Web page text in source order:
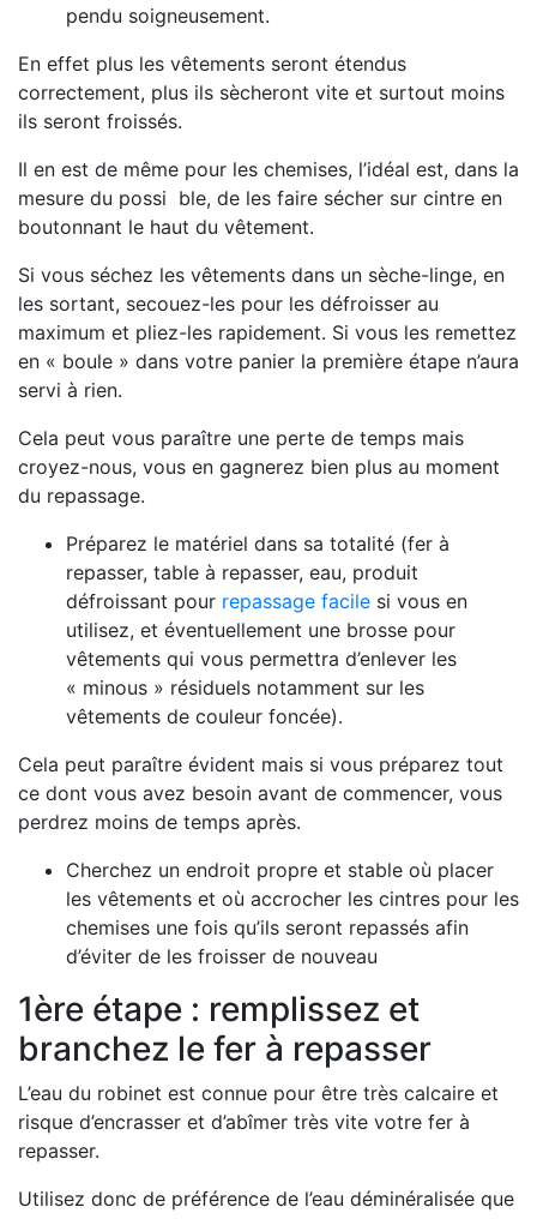
pendu soigneusement.
En effet plus les vêtements seront étendus
correctement, plus ils sècheront vite et surtout moins
ils seront froissés.
Il en est de même pour les chemises, l’idéal est, dans la
mesure du possi ble, de les faire sécher sur cintre en
boutonnant le haut du vêtement.
Si vous séchez les vêtements dans un sèche-linge, en
les sortant, secouez-les pour les défroisser au
maximum et pliez-les rapidement. Si vous les remettez
en « boule » dans votre panier la première étape n’aura
servi à rien.
Cela peut vous paraître une perte de temps mais
croyez-nous, vous en gagnerez bien plus au moment
du repassage.
Préparez le matériel dans sa totalité (fer à
repasser, table à repasser, eau, produit
défroissant pour repassage facile si vous en
utilisez, et éventuellement une brosse pour
vêtements qui vous permettra d’enlever les
« minous » résiduels notamment sur les
vêtements de couleur foncée).
Cela peut paraître évident mais si vous préparez tout
ce dont vous avez besoin avant de commencer, vous
perdrez moins de temps après.
Cherchez un endroit propre et stable où placer
les vêtements et où accrocher les cintres pour les
chemises une fois qu’ils seront repassés afin
d’éviter de les froisser de nouveau
1ère étape : remplissez et
branchez le fer à repasser
L’eau du robinet est connue pour être très calcaire et
risque d’encrasser et d’abîmer très vite votre fer à
repasser.
Utilisez donc de préférence de l’eau déminéralisée que